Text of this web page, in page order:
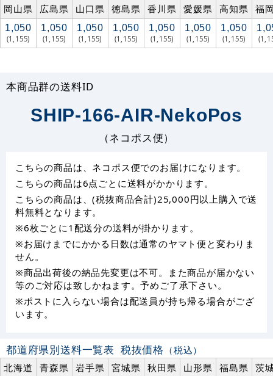
岡山県 広島県 山口県 徳島県 香川県 愛媛県 高知県 福
1,050
(1,155)
1,050
(1,155)
1,050
(1,155)
1,050
(1,155)
1,050
(1,155)
1,050
(1,155)
1,050
(1,155)
本商品群の送料ID
SHIP-166-AIR-NekoPos
（ネコポス便）
こちらの商品は、ネコポス便でのお届けになります。
こちらの商品は6点ごとに送料がかかります。
こちらの商品は、(税抜商品合計)25,000円以上購入で送
料無料となります。
※6枚ごとに1配送分の送料が掛かります。
※お届けまでにかかる日数は通常のヤマト便と変わりま
せん。
※商品出荷後の納品先変更は不可。また商品が届かない
等のご対応は致しかねます。予めご了承下さい。
※ポストに入らない場合は配送員が持ち帰る場合がござ
います。
都道府県別送料一覧表 税抜価格 （税込）
北海道
青森県 岩手県 宮城県 秋田県 山形県 福島県 茨